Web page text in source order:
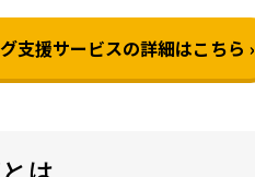
支援サービスの詳細はこちら ›